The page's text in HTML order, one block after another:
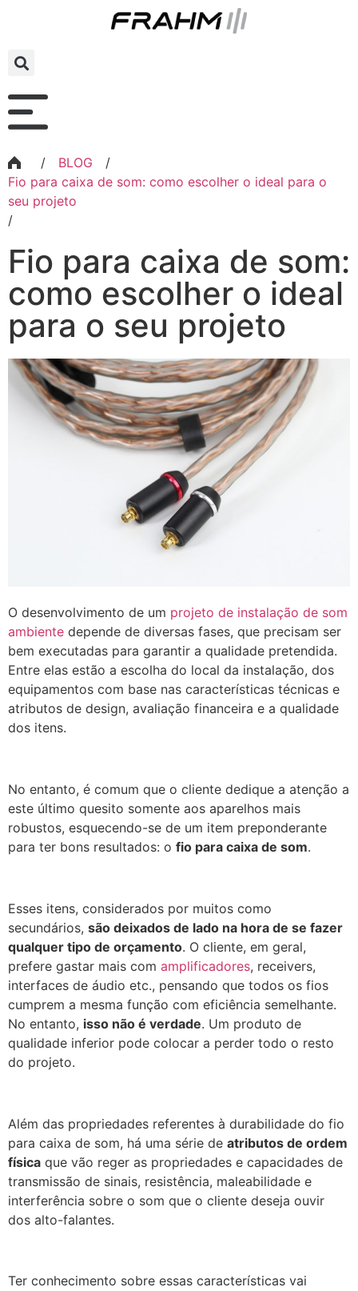
/ BLOG
/
Fio para caixa de som: como escolher o ideal para o
seu projeto
/
Fio para caixa de som:
como escolher o ideal
para o seu projeto
O desenvolvimento de um projeto de instalação de som
ambiente depende de diversas fases, que precisam ser
bem executadas para garantir a qualidade pretendida.
Entre elas estão a escolha do local da instalação, dos
equipamentos com base nas características técnicas e
atributos de design, avaliação financeira e a qualidade
dos itens.
No entanto, é comum que o cliente dedique a atenção a
este último quesito somente aos aparelhos mais
robustos, esquecendo-se de um item preponderante
para ter bons resultados: o fio para caixa de som.
Esses itens, considerados por muitos como
secundários, são deixados de lado na hora de se fazer
qualquer tipo de orçamento. O cliente, em geral,
prefere gastar mais com amplificadores, receivers,
interfaces de áudio etc., pensando que todos os fios
cumprem a mesma função com eficiência semelhante.
No entanto, isso não é verdade. Um produto de
qualidade inferior pode colocar a perder todo o resto
do projeto.
Além das propriedades referentes à durabilidade do fio
para caixa de som, há uma série de atributos de ordem
física que vão reger as propriedades e capacidades de
transmissão de sinais, resistência, maleabilidade e
interferência sobre o som que o cliente deseja ouvir
dos alto-falantes.
Ter conhecimento sobre essas características vai